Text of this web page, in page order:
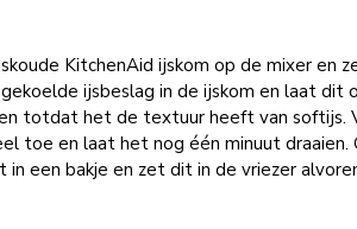
KitchenAid ijskom op de mixer en
gekoelde ijsbeslag in de ijskom en laat dit
totdat het de textuur heeft van softijs.
toe en laat het nog één minuut
in een bakje en zet dit in de vriezer